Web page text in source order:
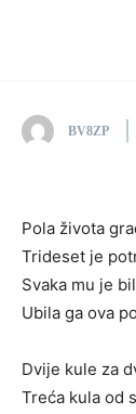
BV8ZP
Pola života
Trideset je
Svaka mu je
Ubila ga ova
Dvije kule za
Treća kula od